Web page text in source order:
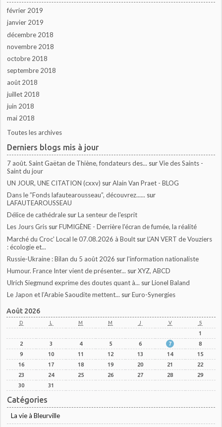
février 2019
janvier 2019
décembre 2018
novembre 2018
octobre 2018
septembre 2018
août 2018
juillet 2018
juin 2018
mai 2018
Toutes les archives
Derniers blogs mis à jour
7 août. Saint Gaëtan de Thiène, fondateurs des... surVie des Saints -
Saint du jour
UN JOUR, UNE CITATION (cxxv) surAlain Van Praet - BLOG
Dans le ”Fonds lafautearousseau”, découvrez...... sur
LAFAUTEAROUSSEAU
Délice de cathédrale surLa senteur de l'esprit
Les Jours Gris surFUMIGÈNE - Derrière l'écran de fumée, la réalité
Marché du Croc' Local le 07.08.2026 à Boult surL'AN VERT de Vouziers
: écologie et...
Russie-Ukraine : Bilan du 5 août 2026 surl'information nationaliste
Humour. France Inter vient de présenter... surXYZ, ABCD
Ulrich Siegmund exprime des doutes quant à... surLionel Baland
Le Japon et l’Arabie Saoudite mettent... surEuro-Synergies
Août 2026
D L M M J V S
1
2
3 4 5 6 7
8
9
10 11 12 13 14
15
16
17 18 19 20 21
22
23
24 25 26 27 28
29
30
31
Catégories
La vie à Bleurville